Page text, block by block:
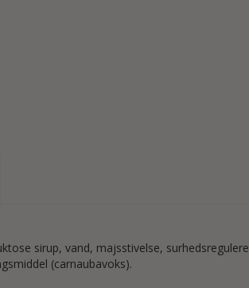
sirup, vand, majsstivelse,
(carnaubavoks).